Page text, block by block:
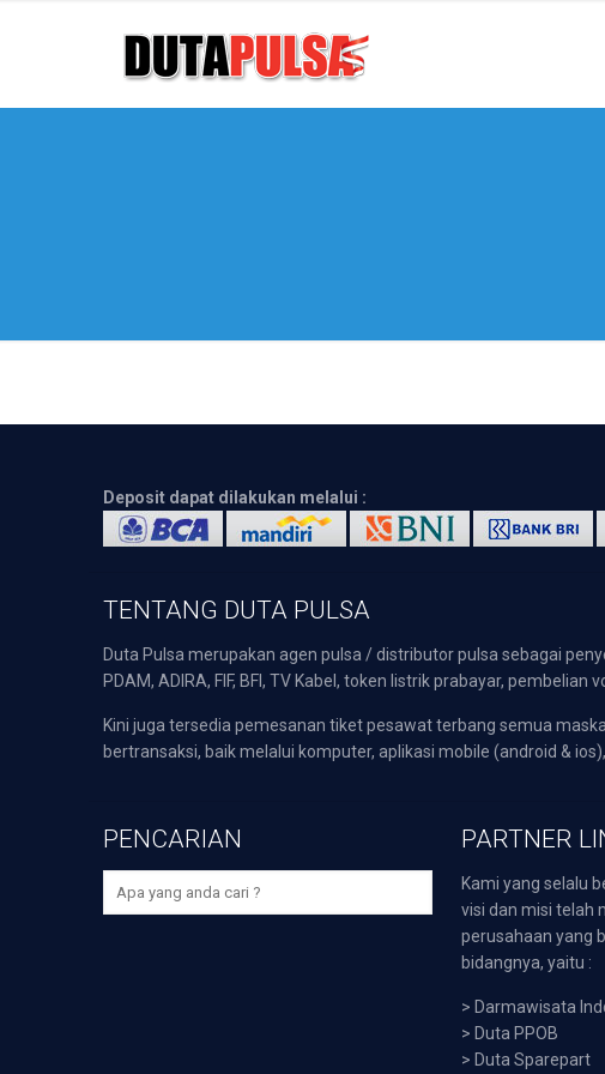
Deposit dapat dilakukan melalui :
TENTANG DUTA PULSA
Duta Pulsa merupakan agen pulsa / distributor pulsa sebagai
PDAM, ADIRA, FIF, BFI, TV Kabel, token listrik prabayar,
Kini juga tersedia pemesanan tiket pesawat terbang semua
bertransaksi, baik melalui komputer, aplikasi mobile (android &
PENCARIAN PARTNER
Kami yang selalu
visi dan misi telah
perusahaan yang
bidangnya, yaitu :
> Darmawisata
> Duta PPOB
> Duta Sparepart